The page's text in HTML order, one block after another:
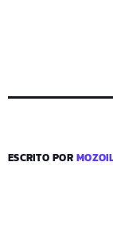
ESCRITO POR